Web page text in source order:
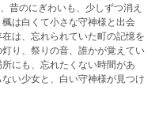
昔のにぎわいも、少しずつ消え